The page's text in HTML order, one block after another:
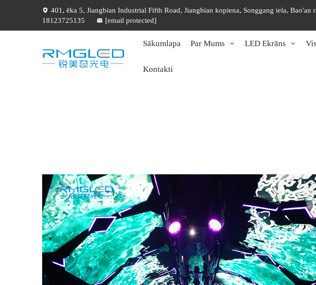
401, ēka 5, Jiangbian Industrial Fifth Road, Jiangbian kopiena, Songgang iela, Bao'an
18123725135
[email protected]
Sākumlapa Par Mums LED Ekrāns
Kontakti